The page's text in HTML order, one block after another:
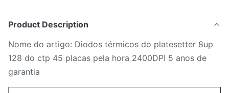
Product Description
Nome do artigo: Diodos térmicos do platesetter 8up
128 do ctp 45 placas pela hora 2400DPI 5 anos de
garantia